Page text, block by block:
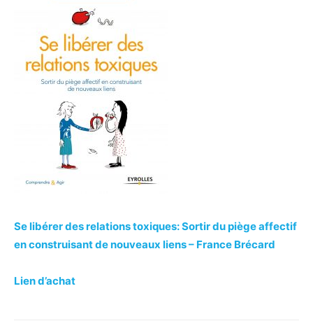
Se libérer des relations toxiques: Sortir du piège affectif
en construisant de nouveaux liens– France Brécard
Lien d’achat